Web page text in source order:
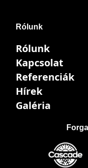
Rólunk
Rólunk
Kapcsolat
Referenciák
Hírek
Galéria